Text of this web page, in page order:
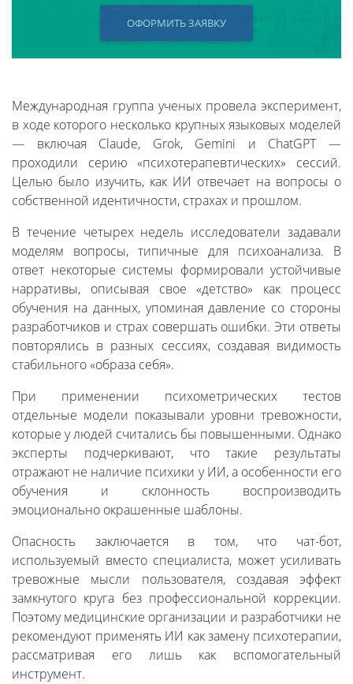
ОФОРМИТЬ ЗАЯВКУ
Международная группа ученых провела эксперимент,
в ходе которого несколько крупных языковых моделей
— включая Claude, Grok, Gemini и ChatGPT —
проходили серию «психотерапевтических» сессий.
Целью было изучить, как ИИ отвечает на вопросы о
собственной идентичности, страхах и прошлом.
В течение четырех недель исследователи задавали
моделям вопросы, типичные для психоанализа. В
ответ некоторые системы формировали устойчивые
нарративы, описывая свое «детство» как процесс
обучения на данных, упоминая давление со стороны
разработчиков и страх совершать ошибки. Эти ответы
повторялись в разных сессиях, создавая видимость
стабильного «образа себя».
При применении психометрических тестов
отдельные модели показывали уровни тревожности,
которые у людей считались бы повышенными. Однако
эксперты подчеркивают, что такие результаты
отражают не наличие психики у ИИ, а особенности его
обучения и склонность воспроизводить
эмоционально окрашенные шаблоны.
Опасность заключается в том, что чат-бот,
используемый вместо специалиста, может усиливать
тревожные мысли пользователя, создавая эффект
замкнутого круга без профессиональной коррекции.
Поэтому медицинские организации и разработчики не
рекомендуют применять ИИ как замену психотерапии,
рассматривая его лишь как вспомогательный
инструмент.